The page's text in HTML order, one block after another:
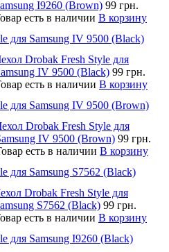
I9260 (Brown) 99 грн.
есть в наличии В корзину
для Samsung IV 9500 (Black)
Drobak Fresh Style для
IV 9500 (Black) 99 грн.
есть в наличии В корзину
для Samsung IV 9500 (Brown)
Drobak Fresh Style для
IV 9500 (Brown) 99 грн.
есть в наличии В корзину
для Samsung S7562 (Black)
Drobak Fresh Style для
S7562 (Black) 99 грн.
есть в наличии В корзину
для Samsung I9260 (Black)